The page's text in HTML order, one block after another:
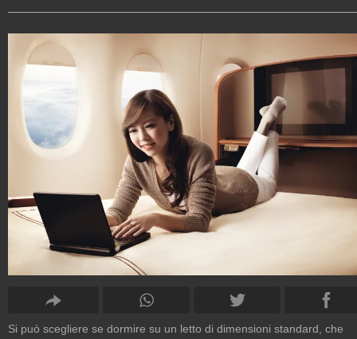
Si può scegliere se dormire su un letto di dimensioni standard, che